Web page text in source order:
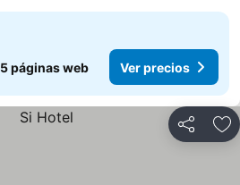
5 páginas web Ver precios
Compartir